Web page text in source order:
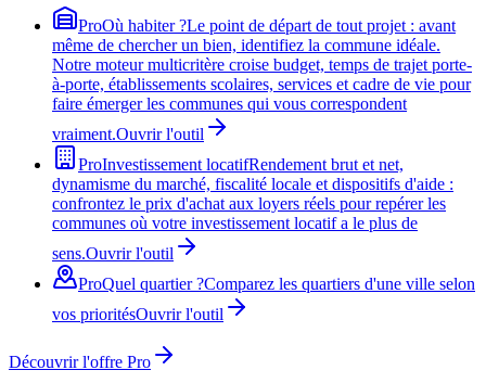
ProOù habiter ?Le point de départ de tout projet : avant
même de chercher un bien, identifiez la commune idéale.
Notre moteur multicritère croise budget, temps de trajet porte-
à-porte, établissements scolaires, services et cadre de vie pour
faire émerger les communes qui vous correspondent
vraiment.Ouvrir l'outil
ProInvestissement locatifRendement brut et net,
dynamisme du marché, fiscalité locale et dispositifs d'aide :
confrontez le prix d'achat aux loyers réels pour repérer les
communes où votre investissement locatif a le plus de
sens.Ouvrir l'outil
ProQuel quartier ?Comparez les quartiers d'une ville selon
vos prioritésOuvrir l'outil
Découvrir l'offre Pro